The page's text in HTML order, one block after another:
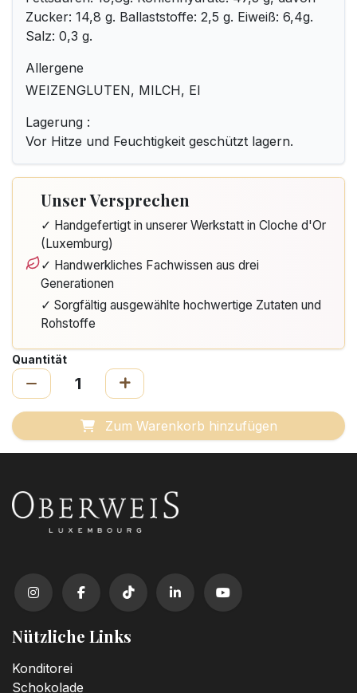
Zucker: 14,8 g. Ballaststoffe: 2,5 g. Eiweiß: 6,4g.
Salz: 0,3 g.
Allergene
WEIZENGLUTEN, MILCH, EI
Lagerung :
Vor Hitze und Feuchtigkeit geschützt lagern.
Unser Versprechen
✓ Handgefertigt in unserer Werkstatt in Cloche d'Or
(Luxemburg)
✓ Handwerkliches Fachwissen aus drei
Generationen
✓ Sorgfältig ausgewählte hochwertige Zutaten und
Rohstoffe
Quantität
Zum Warenkorb hinzufügen
Nützliche Links
Konditorei
Schokolade